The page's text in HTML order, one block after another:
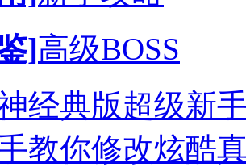
]高级BOSS
经典版超级新
教你修改炫酷